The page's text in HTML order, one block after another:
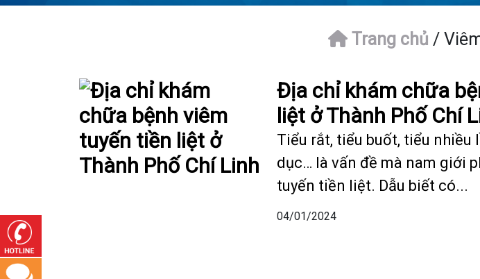
Trang chủ /
Địa chỉ khám chữa
liệt ở Thành Phố Chí
Tiểu rắt, tiểu buốt, tiểu nhiều
dục… là vấn đề mà nam giới
tuyến tiền liệt. Dẫu biết có...
04/01/2024